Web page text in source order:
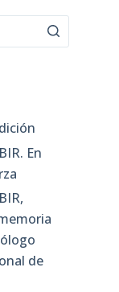
En
de